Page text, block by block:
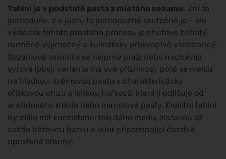
Tahini je v podstatě pasta z mletého sezamu. Zní to
jednoduše, a v jádru to jednoduché skutečně je – ale
výsledek tohoto prostého procesu je chuťově bohatý,
nutričně výjimečný a kulinářsky překvapivě všestranný.
Sezamová semínka se nejprve praží nebo nechávají
syrová (obojí varianta má své příznivce), poté se melou
na hladkou, krémovou pastu s charakteristicky
oříškovou chutí a lehkou hořkostí, která ji odlišuje od
arašídového másla nebo mandlové pasty. Kvalitní tahini
by mělo mít konzistenci tekutého medu, zlatavou až
světle béžovou barvu a vůni připomínající čerstvě
upražené ořechy.